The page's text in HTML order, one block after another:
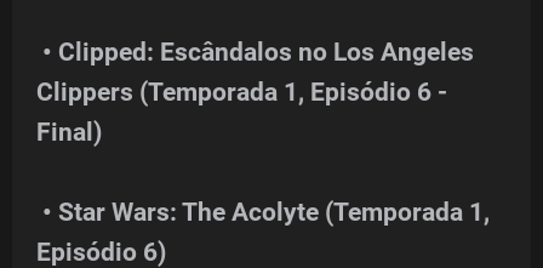
• Clipped: Escândalos no Los Angeles
Clippers (Temporada 1, Episódio 6 -
Final)
• Star Wars: The Acolyte (Temporada 1,
Episódio 6)